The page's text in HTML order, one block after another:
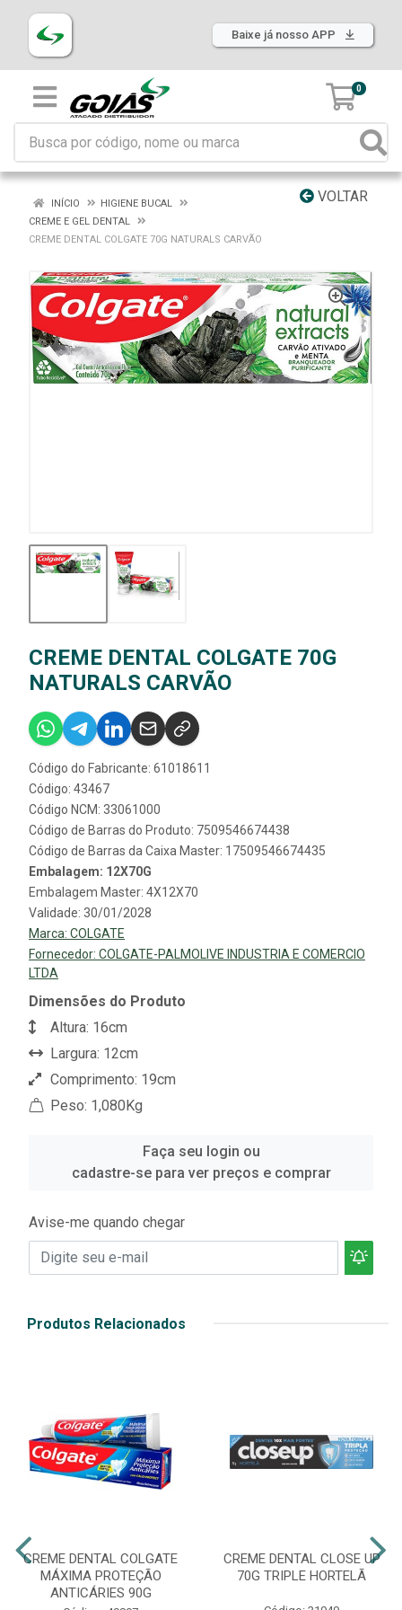
Baixe já nosso APP
0
VOLTAR
INÍCIO
HIGIENE BUCAL
CREME E GEL DENTAL
CREME DENTAL COLGATE 70G NATURALS CARVÃO
CREME DENTAL COLGATE 70G
NATURALS CARVÃO
Código do Fabricante: 61018611
Código: 43467
Código NCM: 33061000
Código de Barras do Produto: 7509546674438
Código de Barras da Caixa Master: 17509546674435
Embalagem: 12X70G
Embalagem Master: 4X12X70
Validade: 30/01/2028
Marca: COLGATE
Fornecedor: COLGATE-PALMOLIVE INDUSTRIA E COMERCIO
LTDA
Dimensões do Produto
Altura: 16cm
Largura: 12cm
Comprimento: 19cm
Peso: 1,080Kg
Faça seu login ou
cadastre-se para ver preços e comprar
Avise-me quando chegar
Produtos Relacionados
CREME DENTAL COLGATE
MÁXIMA PROTEÇÃO
ANTICÁRIES 90G
CREME DENTAL CLOSE UP
70G TRIPLE HORTELÃ